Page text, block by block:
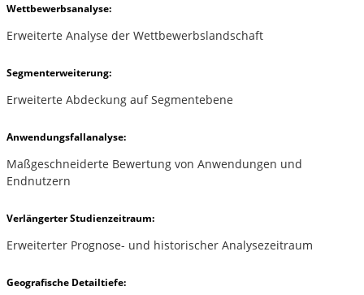
Wettbewerbsanalyse:
Erweiterte Analyse der Wettbewerbslandschaft
Segmenterweiterung:
Erweiterte Abdeckung auf Segmentebene
Anwendungsfallanalyse:
Maßgeschneiderte Bewertung von Anwendungen und
Endnutzern
Verlängerter Studienzeitraum:
Erweiterter Prognose- und historischer Analysezeitraum
Geografische Detailtiefe: